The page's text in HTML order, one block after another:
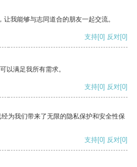
我能够与志同道合的朋友一起交流。
支持[0] 反对[0]
以满足我所有需求。
支持[0] 反对[0]
为我们带来了无限的隐私保护和安全性保
支持[0] 反对[0]